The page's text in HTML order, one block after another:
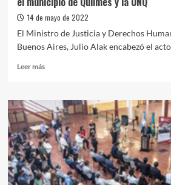
14 de mayo de 2022
El Ministro de Justicia y Derechos
Buenos Aires, Julio Alak encabezó el
Leer másLeer
Firma
de
convenio
entre
el
ministerio
de
Justicia